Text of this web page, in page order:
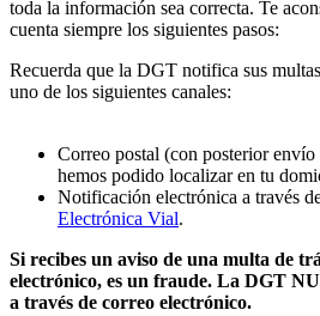
toda la información sea correcta. Te
cuenta siempre los siguientes pasos:
Recuerda que la DGT notifica sus
uno de los siguientes canales:
Correo postal (con posterior envío
hemos podido localizar en tu
Notificación electrónica a través
Electrónica Vial.
Si recibes un aviso de una multa de
electrónico, es un fraude. La DGT
a través de correo electrónico.